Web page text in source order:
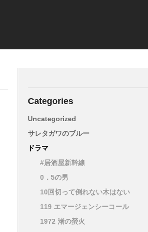
Categories
Uncategorized
サレタガワのブルー
ドラマ
#居酒屋新幹線
0．5の男
10回切って倒れない木はない
119 エマージェンシーコール
1972 渚の螢火